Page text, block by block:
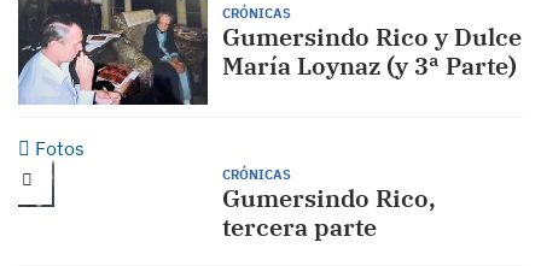
CRÓNICAS
Gumersindo Rico y Dulce
María Loynaz (y 3ª Parte)
Fotos
CRÓNICAS
Gumersindo Rico,
tercera parte